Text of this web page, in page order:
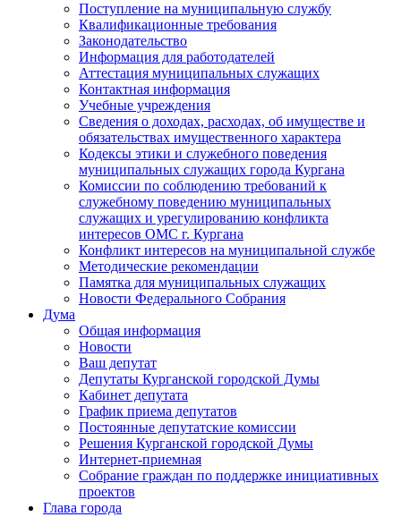
Поступление на муниципальную службу
Квалификационные требования
Законодательство
Информация для работодателей
Аттестация муниципальных служащих
Контактная информация
Учебные учреждения
Сведения о доходах, расходах, об имуществе и
обязательствах имущественного характера
Кодексы этики и служебного поведения
муниципальных служащих города Кургана
Комиссии по соблюдению требований к
служебному поведению муниципальных
служащих и урегулированию конфликта
интересов ОМС г. Кургана
Конфликт интересов на муниципальной службе
Методические рекомендации
Памятка для муниципальных служащих
Новости Федерального Cобрания
Дума
Общая информация
Новости
Ваш депутат
Депутаты Курганской городской Думы
Кабинет депутата
График приема депутатов
Постоянные депутатские комиссии
Решения Курганской городской Думы
Интернет-приемная
Собрание граждан по поддержке инициативных
проектов
Глава города